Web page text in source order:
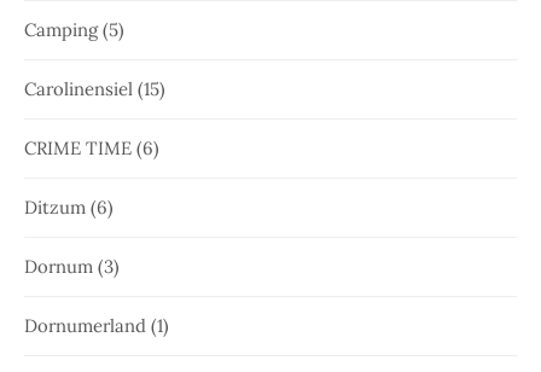
Camping(5)
Carolinensiel (15)
CRIME TIME (6)
Ditzum (6)
Dornum (3)
Dornumerland (1)